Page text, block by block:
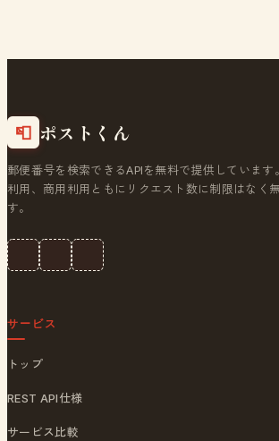
📮 ポストくん
郵便番号を検索できるAPIを無料で提供しています
利用、商用利用ともにリクエスト数に制限はなく
す。
サービス
トップ
REST API仕様
サービス比較